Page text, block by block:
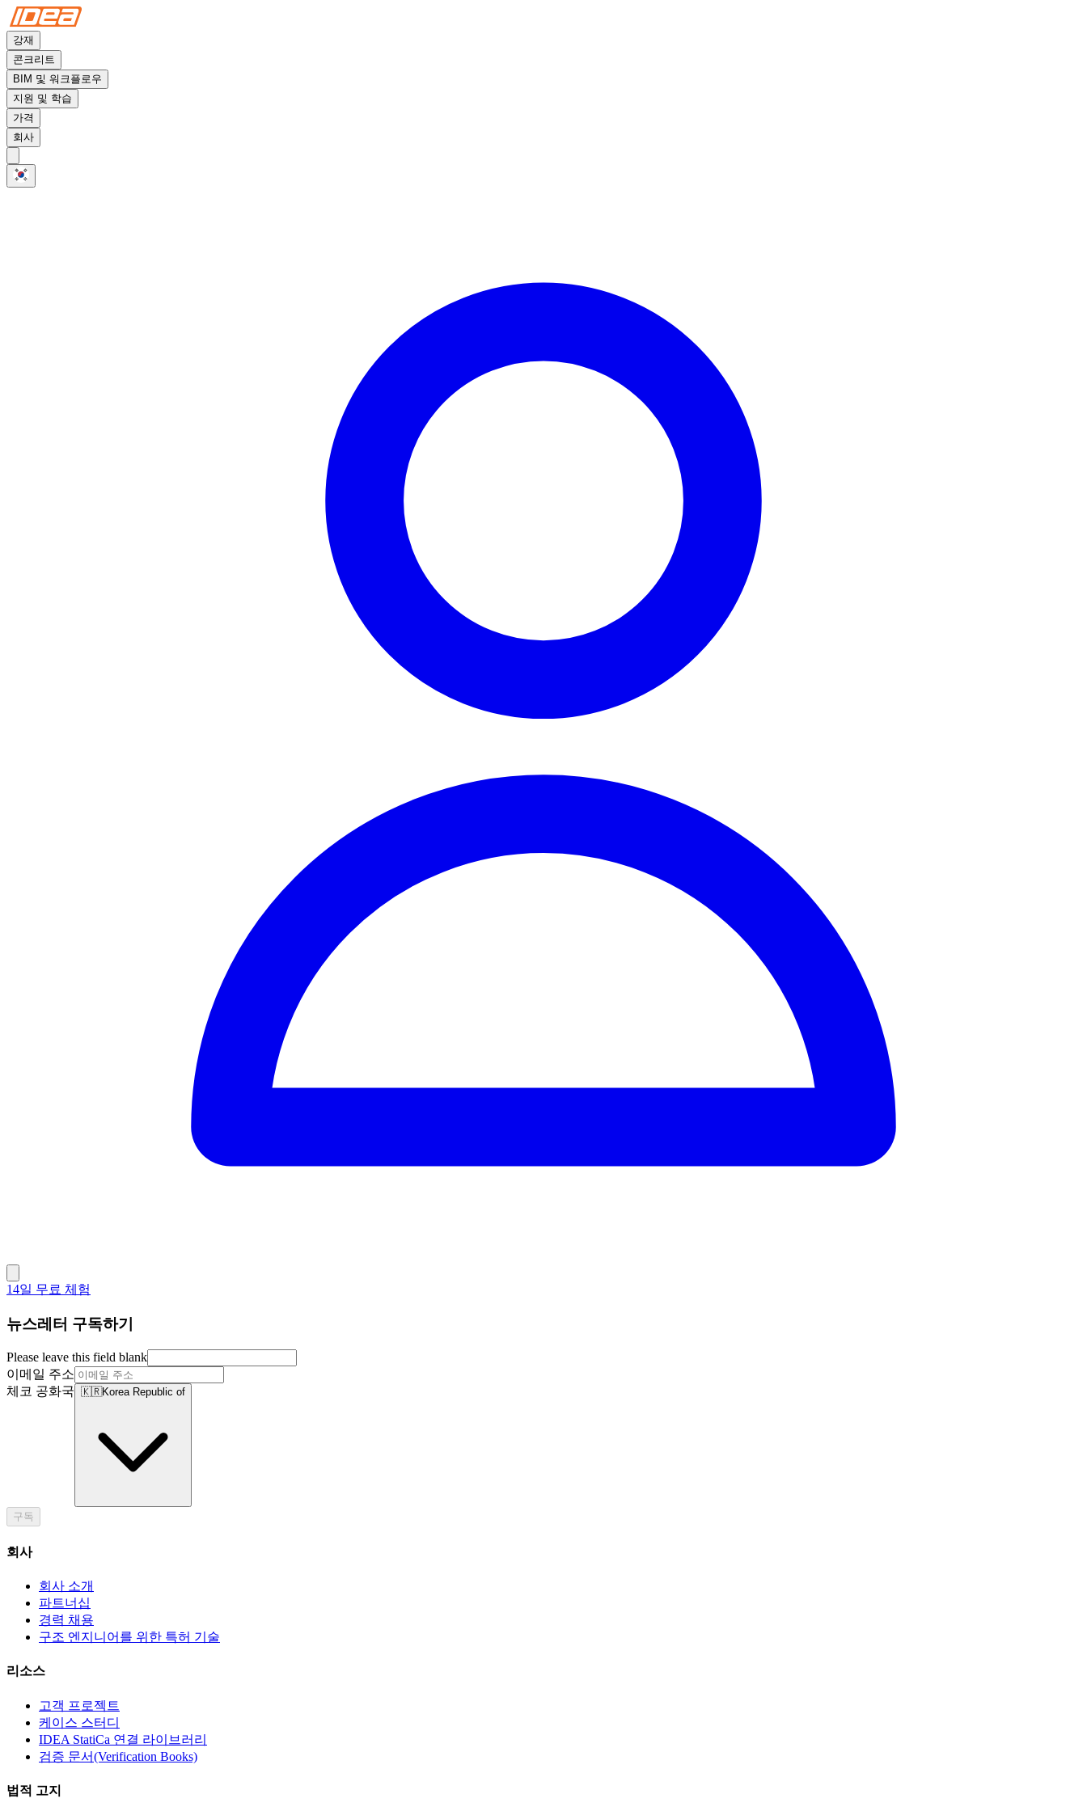
강재
콘크리트
BIM 및 워크플로우
지원 및 학습
가격
회사
14일 무료 체험
뉴스레터 구독하기
Please leave this field blank
이메일 주소
체코 공화국 🇰🇷Korea Republic of
구독
회사
회사 소개
파트너십
경력 채용
구조 엔지니어를 위한 특허 기술
리소스
고객 프로젝트
케이스 스터디
IDEA StatiCa 연결 라이브러리
검증 문서(Verification Books)
법적 고지